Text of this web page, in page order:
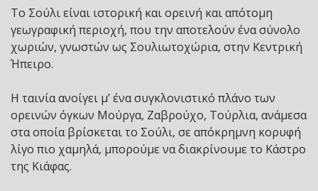
Το Σούλι είναι ιστορική και ορεινή και απότομη
γεωγραφική περιοχή, που την αποτελούν ένα σύνολο
χωριών, γνωστών ως Σουλιωτοχώρια, στην Κεντρική
Ήπειρο.
Η ταινία ανοίγει μ’ ένα συγκλονιστικό πλάνο των
ορεινών όγκων Μούργα, Ζαβρούχο, Τούρλια, ανάμεσα
στα οποία βρίσκεται το Σούλι, σε απόκρημνη κορυφή
λίγο πιο χαμηλά, μπορούμε να διακρίνουμε το Κάστρο
της Κιάφας.